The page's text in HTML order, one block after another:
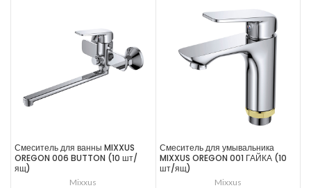
Смеситель для ванны MIXXUS
OREGON 006 BUTTON (10 шт/
ящ)
Mixxus
Смеситель для умывальника
MIXXUS OREGON 001 ГАЙКА (10
шт/ящ)
Mixxus